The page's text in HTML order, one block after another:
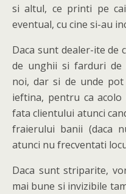
si altul, ce printi pe
eventual, cu cine si-au
Daca sunt dealer-ite de
de unghii si farduri de
noi, dar si de unde
ieftina, pentru ca
fata clientului atunci
fraierului banii (daca
atunci nu frecventati
Daca sunt striparite,
mai bune si invizibile